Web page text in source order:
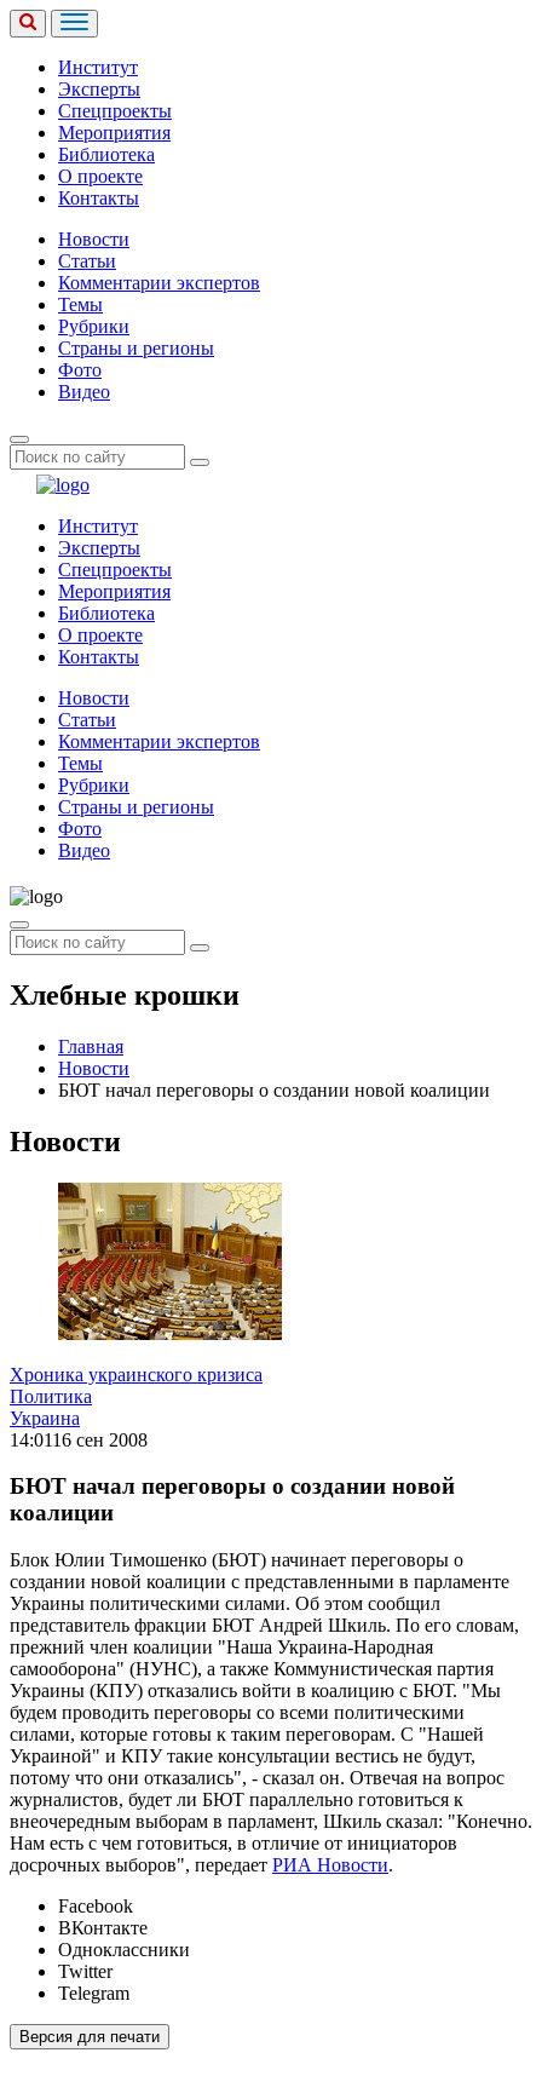
Институт
Эксперты
Спецпроекты
Мероприятия
Библиотека
О проекте
Контакты
Новости
Статьи
Комментарии экспертов
Темы
Рубрики
Страны и регионы
Фото
Видео
Институт
Эксперты
Спецпроекты
Мероприятия
Библиотека
О проекте
Контакты
Новости
Статьи
Комментарии экспертов
Темы
Рубрики
Страны и регионы
Фото
Видео
Хлебные крошки
Главная
Новости
БЮТ начал переговоры о создании новой коалиции
Новости
Хроника украинского кризиса
Политика
Украина
14:0116 сен 2008
БЮТ начал переговоры о создании новой
коалиции
Блок Юлии Тимошенко (БЮТ) начинает переговоры о
создании новой коалиции с представленными в парламенте
Украины политическими силами. Об этом сообщил
представитель фракции БЮТ Андрей Шкиль. По его словам,
прежний член коалиции "Наша Украина-Народная
самооборона" (НУНС), а также Коммунистическая партия
Украины (КПУ) отказались войти в коалицию с БЮТ. "Мы
будем проводить переговоры со всеми политическими
силами, которые готовы к таким переговорам. С "Нашей
Украиной" и КПУ такие консультации вестись не будут,
потому что они отказались", - сказал он. Отвечая на вопрос
журналистов, будет ли БЮТ параллельно готовиться к
внеочередным выборам в парламент, Шкиль сказал: "Конечно.
Нам есть с чем готовиться, в отличие от инициаторов
досрочных выборов", передает РИА Новости.
Facebook
ВКонтакте
Одноклассники
Twitter
Telegram
Версия для печати